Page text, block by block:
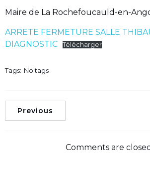
Maire de La Rochefoucauld-en-
ARRETE FERMETURE SALLE
DIAGNOSTIC
Télécharger
Tags: No tags
Previous
Comments are closed